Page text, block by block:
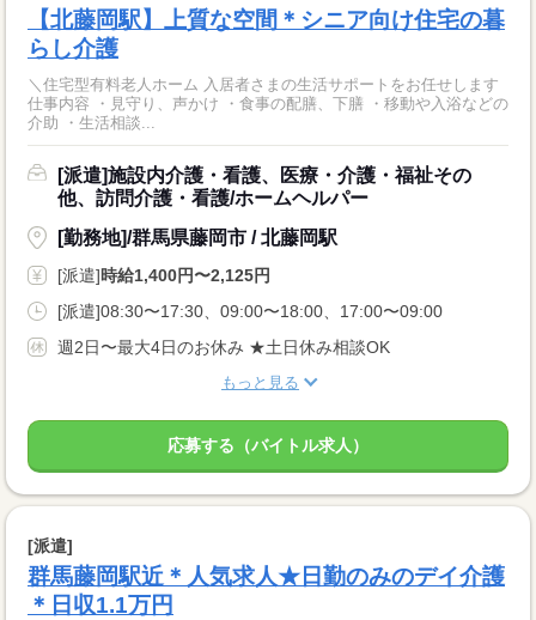
【北藤岡駅】上質な空間＊シニア向け住宅の暮
らし介護
＼住宅型有料老人ホーム 入居者さまの生活サポートをお任せします
仕事内容 ・見守り、声かけ ・食事の配膳、下膳 ・移動や入浴などの
介助 ・生活相談...
[派遣]施設内介護・看護、医療・介護・福祉その
他、訪問介護・看護/ホームヘルパー
[勤務地]/群馬県藤岡市 / 北藤岡駅
[派遣]時給1,400円〜2,125円
[派遣]08:30〜17:30、09:00〜18:00、17:00〜09:00
週2日〜最大4日のお休み ★土日休み相談OK
もっと見る
応募する（バイトル求人）
[派遣]
群馬藤岡駅近＊人気求人★日勤のみのデイ介護
＊日収1.1万円